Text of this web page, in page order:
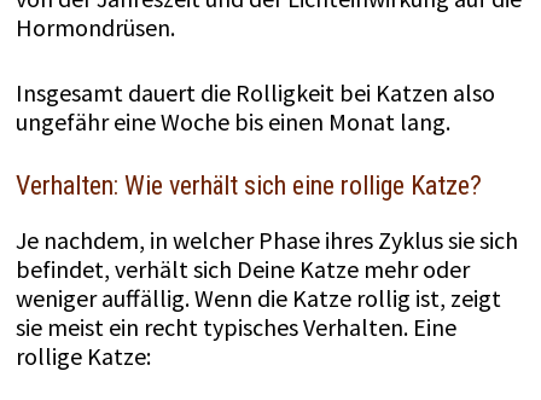
Hormondrüsen.
Insgesamt dauert die Rolligkeit bei Katzen also
ungefähr eine Woche bis einen Monat lang.
Verhalten: Wie verhält sich eine rollige Katze?
Je nachdem, in welcher Phase ihres Zyklus sie sich
befindet, verhält sich Deine Katze mehr oder
weniger auffällig. Wenn die Katze rollig ist, zeigt
sie meist ein recht typisches Verhalten. Eine
rollige Katze: